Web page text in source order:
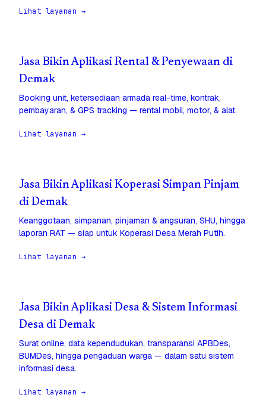
Lihat layanan →
Jasa Bikin Aplikasi Rental & Penyewaan di
Demak
Booking unit, ketersediaan armada real-time, kontrak,
pembayaran, & GPS tracking — rental mobil, motor, & alat.
Lihat layanan →
Jasa Bikin Aplikasi Koperasi Simpan Pinjam
di Demak
Keanggotaan, simpanan, pinjaman & angsuran, SHU, hingga
laporan RAT — siap untuk Koperasi Desa Merah Putih.
Lihat layanan →
Jasa Bikin Aplikasi Desa & Sistem Informasi
Desa di Demak
Surat online, data kependudukan, transparansi APBDes,
BUMDes, hingga pengaduan warga — dalam satu sistem
informasi desa.
Lihat layanan →